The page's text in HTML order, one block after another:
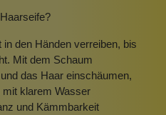
in den Händen verreiben, bis
Mit dem Schaum
das Haar einschäumen,
mit klarem Wasser
und Kämmbarkeit